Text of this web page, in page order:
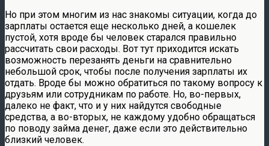
Но при этом многим из нас знакомы ситуации, когда до
зарплаты остается еще несколько дней, а кошелек
пустой, хотя вроде бы человек старался правильно
рассчитать свои расходы. Вот тут приходится искать
возможность перезанять деньги на сравнительно
небольшой срок, чтобы после получения зарплаты их
отдать. Вроде бы можно обратиться по такому вопросу к
друзьям или сотрудникам по работе. Но, во-первых,
далеко не факт, что и у них найдутся свободные
средства, а во-вторых, не каждому удобно обращаться
по поводу займа денег, даже если это действительно
близкий человек.